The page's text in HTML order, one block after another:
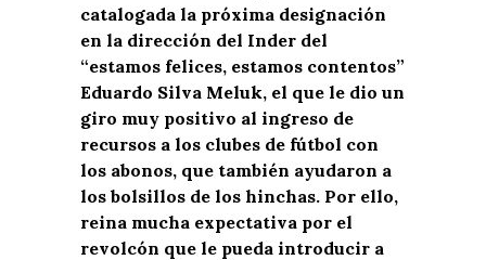
catalogada la próxima designación
en la dirección del Inder del
“estamos felices, estamos contentos”
Eduardo Silva Meluk, el que le dio un
giro muy positivo al ingreso de
recursos a los clubes de fútbol con
los abonos, que también ayudaron a
los bolsillos de los hinchas. Por ello,
reina mucha expectativa por el
revolcón que le pueda introducir a